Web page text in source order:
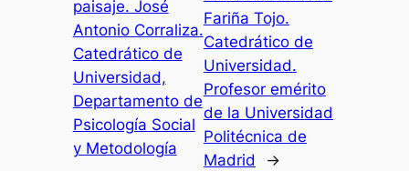
paisaje. José
Antonio Corraliza.
Catedrático de
Universidad,
Departamento de
Psicología Social
y Metodología
Fariña Tojo.
Catedrático de
Universidad.
Profesor emérito
de la Universidad
Politécnica de
Madrid
→